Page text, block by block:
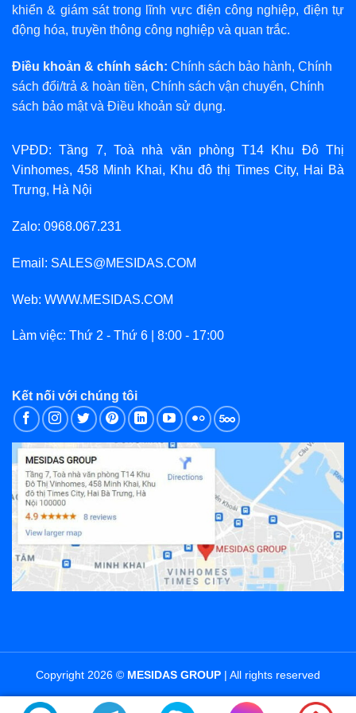
khiển & giám sát trong lĩnh vực điện công nghiệp, điện tự
động hóa, truyền thông công nghiệp và quan trắc.
Điều khoản & chính sách: Chính sách bảo hành, Chính
sách đổi/trả & hoàn tiền, Chính sách vận chuyển, Chính
sách bảo mậtvà Điều khoản sử dụng.
VPĐD: Tầng 7, Toà nhà văn phòng T14 Khu Đô Thị
Vinhomes, 458 Minh Khai, Khu đô thị Times City, Hai Bà
Trưng, Hà Nội
Zalo: 0968.067.231
Email: SALES@MESIDAS.COM
Web: WWW.MESIDAS.COM
Làm việc: Thứ 2 - Thứ 6 | 8:00 - 17:00
Kết nối với chúng tôi
Copyright 2026 © MESIDAS GROUP | All rights reserved